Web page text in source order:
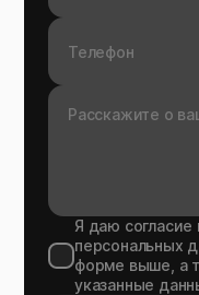
Я даю согласие
персональных
форме выше, а
указанные